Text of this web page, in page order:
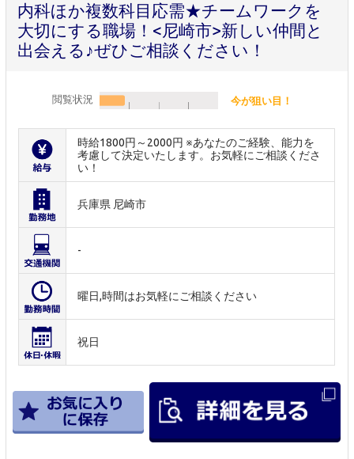
内科ほか複数科目応需★チームワークを
大切にする職場！<尼崎市>新しい仲間と
出会える♪ぜひご相談ください！
閲覧状況 今が狙い目！
時給1800円～2000円 ※あなたのご経験、能力を
考慮して決定いたします。お気軽にご相談くださ
い！
兵庫県 尼崎市
-
曜日,時間はお気軽にご相談ください
祝日